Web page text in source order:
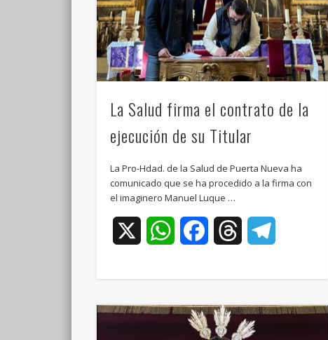
La Salud firma el contrato de la
ejecución de su Titular
La Pro-Hdad. de la Salud de Puerta Nueva ha
comunicado que se ha procedido a la firma con
el imaginero Manuel Luque …
WhatsAppFacebookThreads